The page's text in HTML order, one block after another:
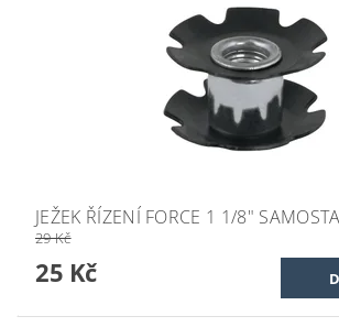
JEŽEK ŘÍZENÍ FORCE 1 1/8"
29 Kč
25 Kč